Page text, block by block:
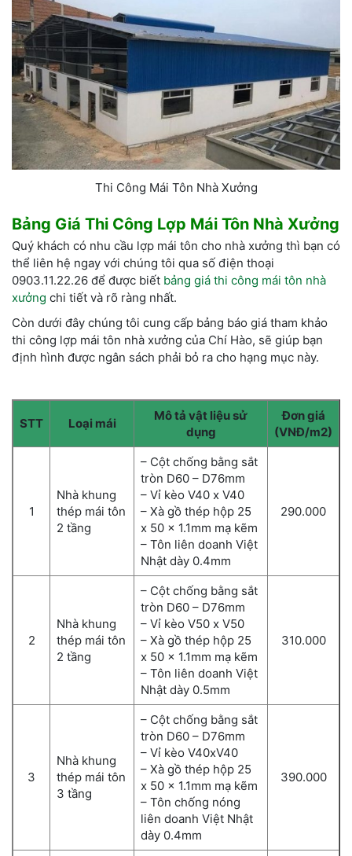
Thi Công Mái Tôn Nhà Xưởng
Bảng Giá Thi Công Lợp Mái Tôn Nhà Xưởng
Quý khách có nhu cầu lợp mái tôn cho nhà xưởng thì bạn có
thể liên hệ ngay với chúng tôi qua số điện thoại
0903.11.22.26 để được biết bảng giá thi công mái tôn nhà
xưởng chi tiết và rõ ràng nhất.
Còn dưới đây chúng tôi cung cấp bảng báo giá tham khảo
thi công lợp mái tôn nhà xưởng của Chí Hào, sẽ giúp bạn
định hình được ngân sách phải bỏ ra cho hạng mục này.
STT Loại mái
Mô tả vật liệu sử
dụng
Đơn giá
(VNĐ/m2)
1
Nhà khung
thép mái tôn
2 tầng
– Cột chống bằng sắt
tròn D60 – D76mm
– Vỉ kèo V40 x V40
– Xà gồ thép hộp 25
x 50 x 1.1mm mạ kẽm
– Tôn liên doanh Việt
Nhật dày 0.4mm
290.000
2
Nhà khung
thép mái tôn
2 tầng
– Cột chống bằng sắt
tròn D60 – D76mm
– Vỉ kèo V50 x V50
– Xà gồ thép hộp 25
x 50 x 1.1mm mạ kẽm
– Tôn liên doanh Việt
Nhật dày 0.5mm
310.000
3
Nhà khung
thép mái tôn
3 tầng
– Cột chống bằng sắt
tròn D60 – D76mm
– Vỉ kèo V40xV40
– Xà gồ thép hộp 25
x 50 x 1.1mm mạ kẽm
– Tôn chống nóng
liên doanh Việt Nhật
dày 0.4mm
390.000